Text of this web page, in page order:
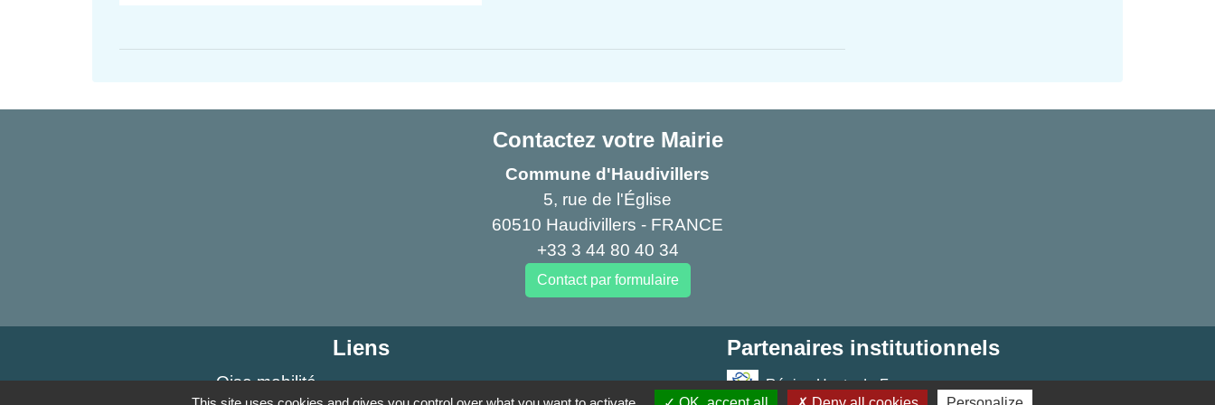
Contactez votre Mairie
Commune d'Haudivillers
5, rue de l'Église
60510 Haudivillers - FRANCE
+33 3 44 80 40 34
Contact par formulaire
Liens
Oise mobilité
Partenaires institutionnels
Région Hauts-de-France